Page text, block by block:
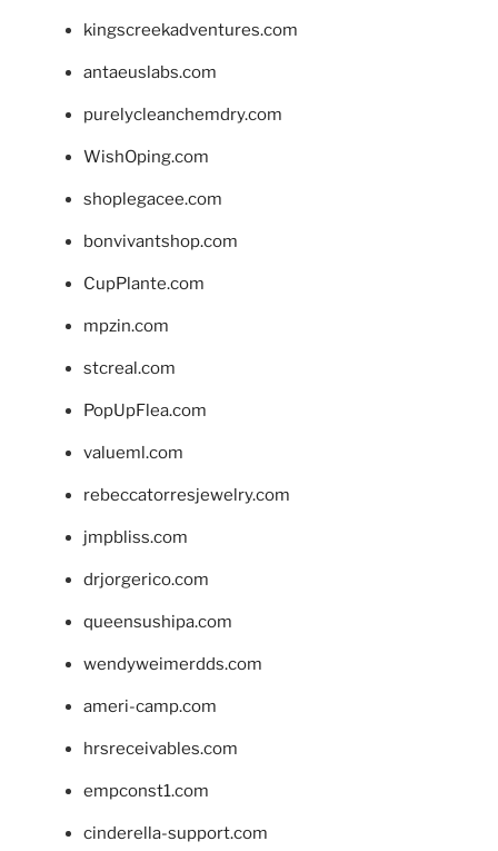
kingscreekadventures.com
antaeuslabs.com
purelycleanchemdry.com
WishOping.com
shoplegacee.com
bonvivantshop.com
CupPlante.com
mpzin.com
stcreal.com
PopUpFlea.com
valueml.com
rebeccatorresjewelry.com
jmpbliss.com
drjorgerico.com
queensushipa.com
wendyweimerdds.com
ameri-camp.com
hrsreceivables.com
empconst1.com
cinderella-support.com